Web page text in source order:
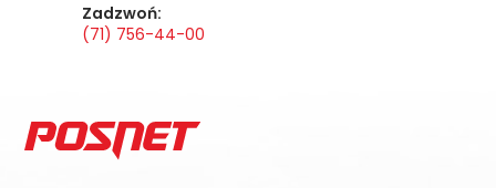
Zadzwoń:
(71) 756-44-00